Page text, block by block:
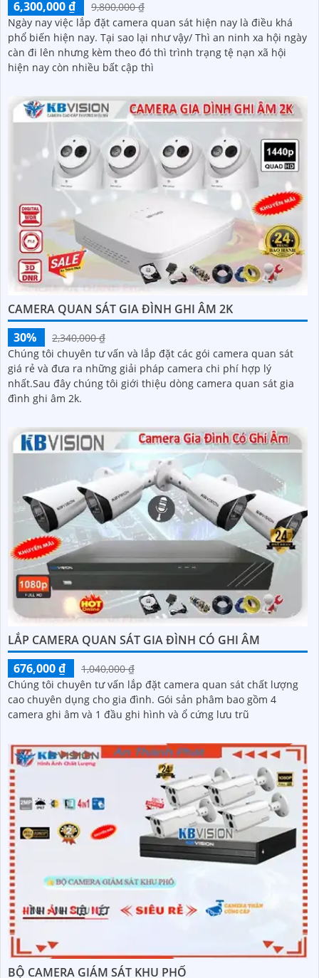
6,300,000 ₫
9,800,000 ₫
Ngày nay việc lắp đặt camera quan sát hiện nay là điều khá
phổ biến hiện nay. Tại sao lại như vậy/ Thì an ninh xa hội ngày
càn đi lên nhưng kèm theo đó thì trình trạng tệ nạn xã hội
hiện nay còn nhiều bất cập thì
CAMERA QUAN SÁT GIA ĐÌNH GHI ÂM 2K
30%
2,340,000 ₫
Chúng tôi chuyên tư vấn và lắp đặt các gói camera quan sát
giá rẻ và đưa ra những giải pháp camera chi phí hợp lý
nhất.Sau đây chúng tôi giới thiệu dòng camera quan sát gia
đình ghi âm 2k.
LẮP CAMERA QUAN SÁT GIA ĐÌNH CÓ GHI ÂM
676,000 ₫
1,040,000 ₫
Chúng tôi chuyên tư vấn lắp đặt camera quan sát chất lượng
cao chuyên dụng cho gia đình. Gói sản phâm bao gồm 4
camera ghi âm và 1 đầu ghi hình và ổ cứng lưu trũ
BỘ CAMERA GIÁM SÁT KHU PHỐ